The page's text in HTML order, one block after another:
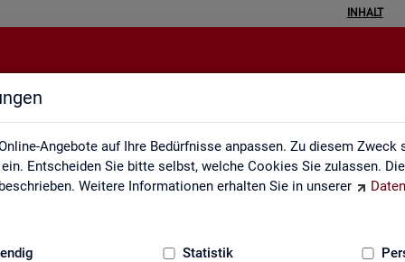
Angebote auf Ihre Bedürfnisse anpassen. Zu diesem Zweck
Entscheiden Sie bitte selbst, welche Cookies Sie zulassen.
Weitere Informationen erhalten Sie in unserer
Statistik
INHALT
Inhalt